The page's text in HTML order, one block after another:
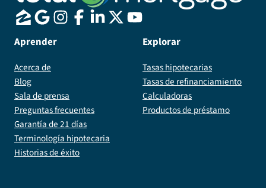
Aprender
Acerca de
Blog
Sala de prensa
Preguntas frecuentes
Garantía de 21 días
Terminología hipotecaria
Historias de éxito
Explorar
Tasas hipotecarias
Tasas de refinanciamiento
Calculadoras
Productos de préstamo